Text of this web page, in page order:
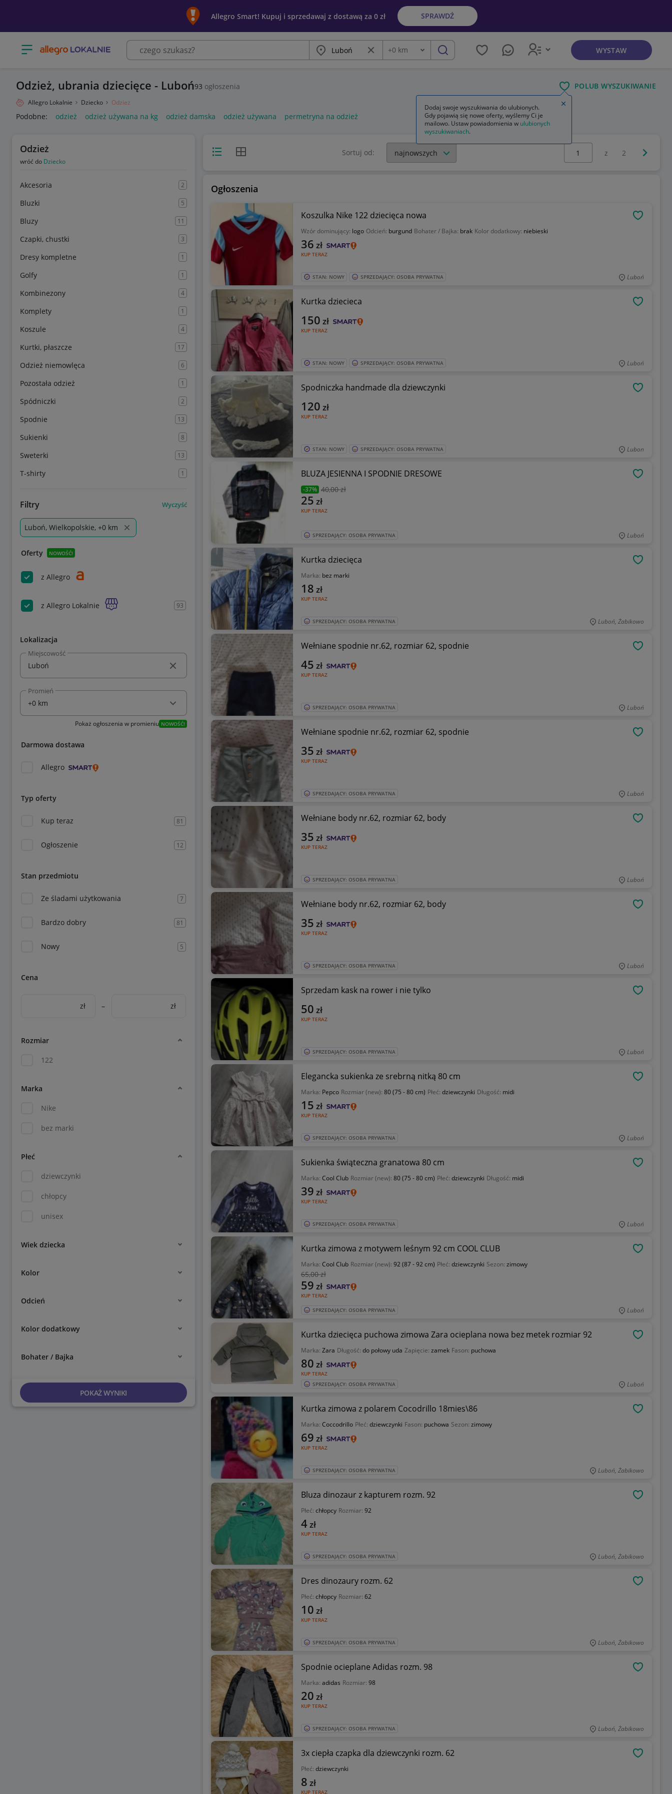
Allegro Smart! Kupuj i sprzedawaj z dostawą za 0 zł SPRAWDŹ
Otwórz menu z kategoriami Miasto Wyczyść frazę
Odległość
+0 km szukaj WYSTAW
Odzież, ubrania dziecięce - Luboń93 ogłoszenia POLUB WYSZUKIWANIE
Allegro Lokalnie Dziecko Odzież
Podobne: odzież odzież używana na kg odzież damska odzież używana permetryna na odzież
Odzież
wróć do Dziecko
Akcesoria 2
Bluzki 5
Bluzy 11
Czapki, chustki 3
Dresy kompletne 1
Golfy 1
Kombinezony 4
Komplety 1
Koszule 4
Kurtki, płaszcze 17
Odzież niemowlęca 6
Pozostała odzież 1
Spódniczki 2
Spodnie 13
Sukienki 8
Sweterki 13
T-shirty 1
Filtry Wyczyść
Luboń, Wielkopolskie, +0 km
Oferty NOWOŚĆ!
z Allegro
z Allegro Lokalnie 93
Lokalizacja
Miejscowość
Promień
Pokaż ogłoszenia w promieniu NOWOŚĆ!
Darmowa dostawa
Allegro
Typ oferty
Kup teraz 81
Ogłoszenie 12
Stan przedmiotu
Ze śladami użytkowania 7
Bardzo dobry 81
Nowy 5
Cena
zł – zł
Rozmiar
122
Marka
Nike
bez marki
Płeć
dziewczynki
chłopcy
unisex
Wiek dziecka
Kolor
Odcień
Kolor dodatkowy
Bohater / Bajka
POKAŻ WYNIKI
Widok listyWidok siatki Sortuj od:
Wybierz stronę:
z 2
Ogłoszenia
Koszulka Nike 122 dziecięca nowa
Wzór dominujący: logo Odcień: burgund Bohater / Bajka: brak Kolor dodatkowy: niebieski
KUP TERAZ
36 zł
STAN: NOWY SPRZEDAJĄCY: OSOBA PRYWATNA Luboń
Kurtka dziecieca
KUP TERAZ
150 zł
STAN: NOWY SPRZEDAJĄCY: OSOBA PRYWATNA Luboń
Spodniczka handmade dla dziewczynki
KUP TERAZ
120 zł
STAN: NOWY SPRZEDAJĄCY: OSOBA PRYWATNA Lubon
BLUZA JESIENNA I SPODNIE DRESOWE
-37% 40,00 zł
KUP TERAZ
25 zł
SPRZEDAJĄCY: OSOBA PRYWATNA Luboń
Kurtka dziecięca
Marka: bez marki
KUP TERAZ
18 zł
SPRZEDAJĄCY: OSOBA PRYWATNA Luboń, Żabikowo
Wełniane spodnie nr.62, rozmiar 62, spodnie
KUP TERAZ
45 zł
SPRZEDAJĄCY: OSOBA PRYWATNA Luboń
Wełniane spodnie nr.62, rozmiar 62, spodnie
KUP TERAZ
35 zł
SPRZEDAJĄCY: OSOBA PRYWATNA Luboń
Wełniane body nr.62, rozmiar 62, body
KUP TERAZ
35 zł
SPRZEDAJĄCY: OSOBA PRYWATNA Luboń
Wełniane body nr.62, rozmiar 62, body
KUP TERAZ
35 zł
SPRZEDAJĄCY: OSOBA PRYWATNA Luboń
Sprzedam kask na rower i nie tylko
KUP TERAZ
50 zł
SPRZEDAJĄCY: OSOBA PRYWATNA Luboń
Elegancka sukienka ze srebrną nitką 80 cm
Marka: Pepco Rozmiar (new): 80 (75 - 80 cm) Płeć: dziewczynki Długość: midi
KUP TERAZ
15 zł
SPRZEDAJĄCY: OSOBA PRYWATNA Luboń
Sukienka świąteczna granatowa 80 cm
Marka: Cool Club Rozmiar (new): 80 (75 - 80 cm) Płeć: dziewczynki Długość: midi
KUP TERAZ
39 zł
SPRZEDAJĄCY: OSOBA PRYWATNA Luboń
Kurtka zimowa z motywem leśnym 92 cm COOL CLUB
Marka: Cool Club Rozmiar (new): 92 (87 - 92 cm) Płeć: dziewczynki Sezon: zimowy
65,00 zł
KUP TERAZ
59 zł
SPRZEDAJĄCY: OSOBA PRYWATNA Luboń
Kurtka dziecięca puchowa zimowa Zara ocieplana nowa bez metek rozmiar 92
Marka: Zara Długość: do połowy uda Zapięcie: zamek Fason: puchowa
KUP TERAZ
80 zł
SPRZEDAJĄCY: OSOBA PRYWATNA Luboń
Kurtka zimowa z polarem Cocodrillo 18mies\86
Marka: Coccodrillo Płeć: dziewczynki Fason: puchowa Sezon: zimowy
KUP TERAZ
69 zł
SPRZEDAJĄCY: OSOBA PRYWATNA Luboń, Żabikowo
Bluza dinozaur z kapturem rozm. 92
Płeć: chłopcy Rozmiar: 92
KUP TERAZ
4 zł
SPRZEDAJĄCY: OSOBA PRYWATNA Luboń, Żabikowo
Dres dinozaury rozm. 62
Płeć: chłopcy Rozmiar: 62
KUP TERAZ
10 zł
SPRZEDAJĄCY: OSOBA PRYWATNA Luboń, Żabikowo
Spodnie ocieplane Adidas rozm. 98
Marka: adidas Rozmiar: 98
KUP TERAZ
20 zł
SPRZEDAJĄCY: OSOBA PRYWATNA Luboń, Żabikowo
3x ciepła czapka dla dziewczynki rozm. 62
Płeć: dziewczynki
KUP TERAZ
8 zł
Dodaj swoje wyszukiwania do ulubionych.
Gdy pojawią się nowe oferty, wyślemy Ci je
mailowo. Ustaw powiadomienia w ulubionych
wyszukiwaniach.
Zamknij wskazówkę